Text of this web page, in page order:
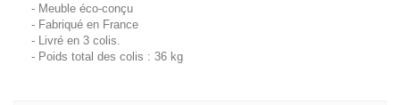
- Meuble éco-conçu
- Fabriqué en France
- Livré en 3 colis.
- Poids total des colis : 36 kg